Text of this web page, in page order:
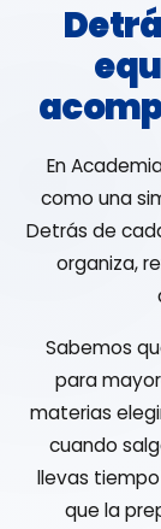
En
como una
Detrás de
organiza,
Sabemos
para
materias
cuando
llevas
que la